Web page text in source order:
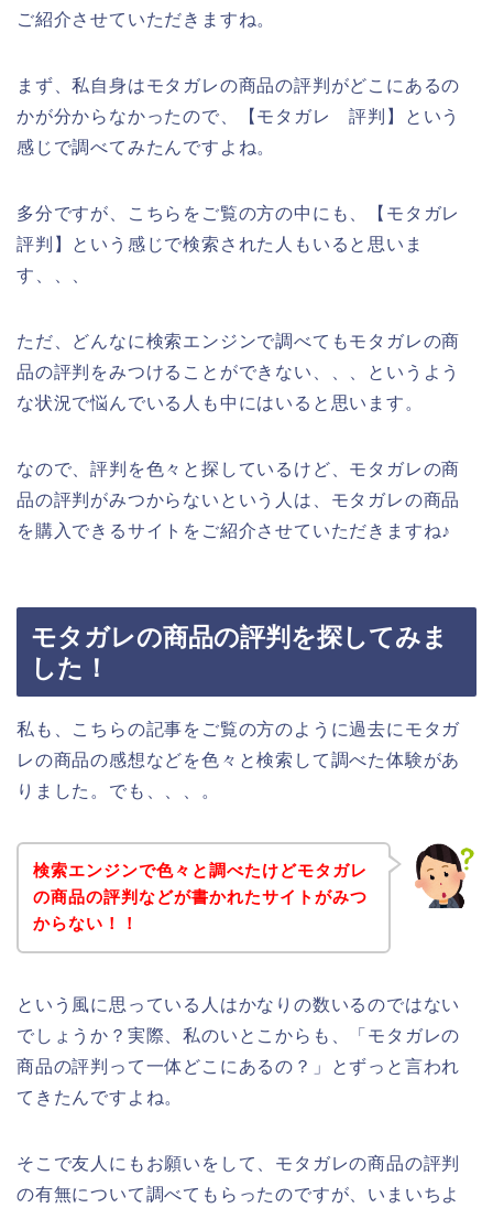
ご紹介させていただきますね。
まず、私自身はモタガレの商品の評判がどこにあるの
かが分からなかったので、【モタガレ 評判】という
感じで調べてみたんですよね。
多分ですが、こちらをご覧の方の中にも、【モタガレ
評判】という感じで検索された人もいると思いま
す、、、
ただ、どんなに検索エンジンで調べてもモタガレの商
品の評判をみつけることができない、、、というよう
な状況で悩んでいる人も中にはいると思います。
なので、評判を色々と探しているけど、モタガレの商
品の評判がみつからないという人は、モタガレの商品
を購入できるサイトをご紹介させていただきますね♪
モタガレの商品の評判を探してみま
した！
私も、こちらの記事をご覧の方のように過去にモタガ
レの商品の感想などを色々と検索して調べた体験があ
りました。でも、、、。
検索エンジンで色々と調べたけどモタガレ
の商品の評判などが書かれたサイトがみつ
からない！！
という風に思っている人はかなりの数いるのではない
でしょうか？実際、私のいとこからも、「モタガレの
商品の評判って一体どこにあるの？」とずっと言われ
てきたんですよね。
そこで友人にもお願いをして、モタガレの商品の評判
の有無について調べてもらったのですが、いまいちよ